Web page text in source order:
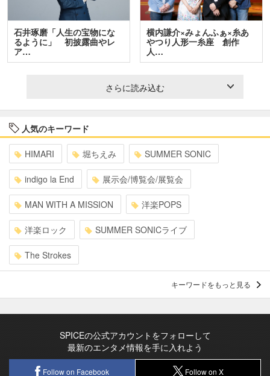
石井琢磨「人生の宝物にな
るように」 初披露曲やレ
ア…
横内謙介×みょんふぁ×糸あ
やつり人形一糸座 創作
人…
さらに読み込む
人気のキーワード
HIMARI 堀ちえみ SUMMER SONIC
indigo la End 展示会/博覧会/展覧会
MAN WITH A MISSION 洋楽POPS
洋楽ロック SUMMER SONICライブ
The Strokes
キーワードをもっと見る
SPICEの公式アカウントをフォローして
最新のエンタメ情報を手に入れよう
Follow on Facebook Follow on X